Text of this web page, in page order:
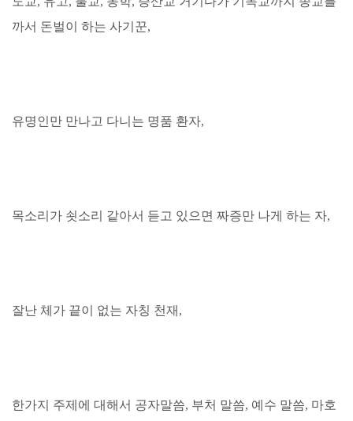
까서 돈벌이 하는 사기꾼,
유명인만 만나고 다니는 명품 환자,
목소리가 쇳소리 같아서 듣고 있으면 짜증만 나게 하는 자,
잘난 체가 끝이 없는 자칭 천재,
한가지 주제에 대해서 공자말씀, 부처 말씀, 예수 말씀, 마호